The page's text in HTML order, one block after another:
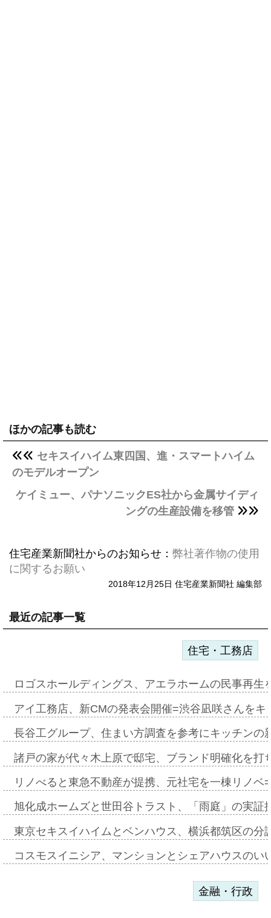
ほかの記事も読む
セキスイハイム東四国、進・スマートハイム
のモデルオープン
ケイミュー、パナソニックES社から金属サイディ
ングの生産設備を移管
住宅産業新聞社からのお知らせ： 弊社著作物の使用
に関するお願い
2018年12月25日 住宅産業新聞社 編集部
最近の記事一覧
住宅・工務店
ロゴスホールディングス、アエラホームの民事再
アイ工務店、新CMの発表会開催=渋谷凪咲さんを
長谷工グループ、住まい方調査を参考にキッチン
諸戸の家が代々木上原で邸宅、ブランド明確化を
リノべると東急不動産が提携、元社宅を一棟リノ
旭化成ホームズと世田谷トラスト、「雨庭」の実
東京セキスイハイムとベンハウス、横浜都筑区の
コスモスイニシア、マンションとシェアハウスの
金融・行政